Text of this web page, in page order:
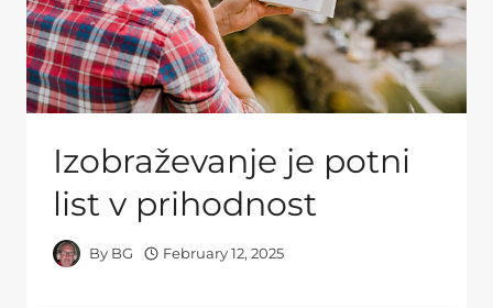
Izobraževanje je potni
list v prihodnost
By BG February 12, 2025